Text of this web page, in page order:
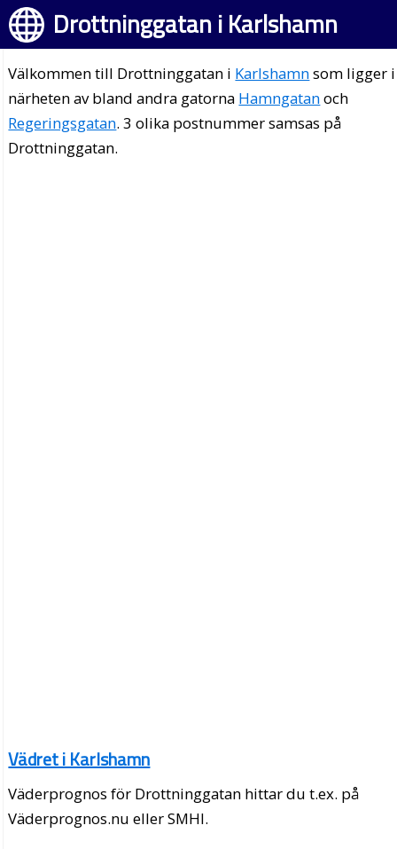
Drottninggatan i Karlshamn
Välkommen till Drottninggatan i Karlshamnsom ligger i
närheten av bland andra gatorna Hamngatanoch
Regeringsgatan. 3 olika postnummer samsas på
Drottninggatan.
Vädret i Karlshamn
Väderprognos för Drottninggatan hittar du t.ex. på
Väderprognos.nu eller SMHI.